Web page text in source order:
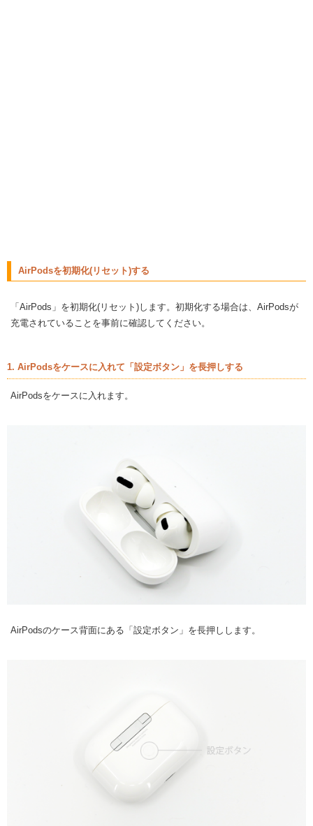
AirPodsを初期化(リセット)する
「AirPods」を初期化(リセット)します。初期化する場合は、AirPodsが
充電されていることを事前に確認してください。
1. AirPodsをケースに入れて「設定ボタン」を長押しする
AirPodsをケースに入れます。
AirPodsのケース背面にある「設定ボタン」を長押しします。